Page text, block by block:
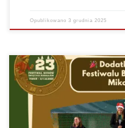
Opublikowano3 grudnia 2025
Festiwal Biegów Świętych